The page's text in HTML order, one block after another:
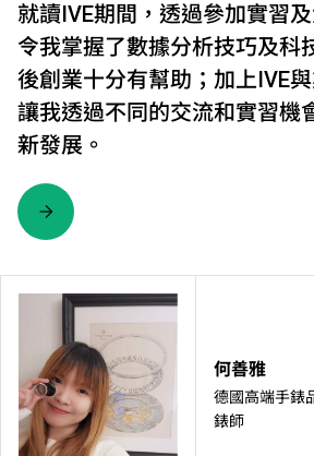
就讀IVE期間，透過參加實習
令我掌握了數據分析技巧及科
後創業十分有幫助；加上IVE
讓我透過不同的交流和實習機
新發展。
何善雅
德國高端手錶
錶師